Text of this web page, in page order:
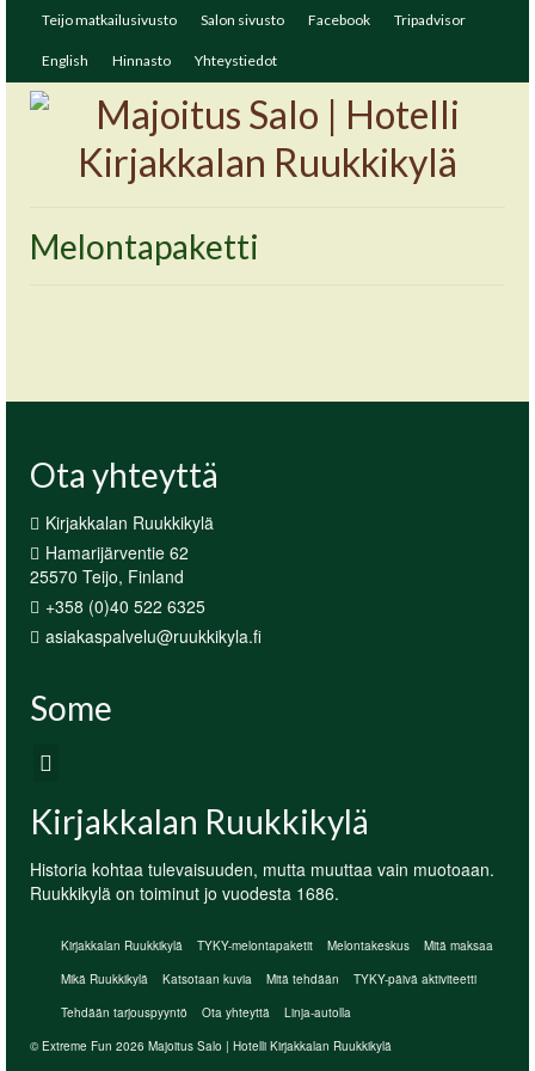
Teijo matkailusivusto Salon sivusto Facebook Tripadvisor
English Hinnasto Yhteystiedot
Melontapaketti
Ota yhteyttä
Kirjakkalan Ruukkikylä
Hamarijärventie 62
25570 Teijo, Finland
+358 (0)40 522 6325
asiakaspalvelu@ruukkikyla.fi
Some
Kirjakkalan Ruukkikylä
Historia kohtaa tulevaisuuden, mutta muuttaa vain muotoaan.
Ruukkikylä on toiminut jo vuodesta 1686.
Kirjakkalan Ruukkikylä TYKY-melontapaketit Melontakeskus
Mitä maksaa
Mikä Ruukkikylä
Katsotaan kuvia Mitä tehdään
TYKY-päivä aktiviteetti
Tehdään tarjouspyyntö
Ota yhteyttä
Linja-autolla
© Extreme Fun 2026 Majoitus Salo | Hotelli Kirjakkalan Ruukkikylä